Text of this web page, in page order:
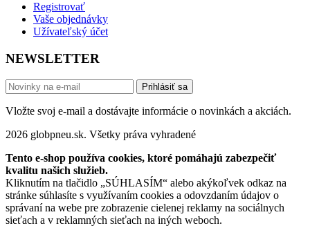
Registrovať
Vaše objednávky
Užívateľský účet
NEWSLETTER
Prihlásiť sa
Vložte svoj e-mail a dostávajte informácie o novinkách a akciách.
2026 globpneu.sk. Všetky práva vyhradené
Tento e-shop používa cookies, ktoré pomáhajú zabezpečiť
kvalitu našich služieb.
Kliknutím na tlačidlo „SÚHLASÍM“ alebo akýkoľvek odkaz na
stránke súhlasíte s využívaním cookies a odovzdaním údajov o
správaní na webe pre zobrazenie cielenej reklamy na sociálnych
sieťach a v reklamných sieťach na iných weboch.